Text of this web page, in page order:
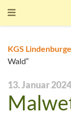
KGS
Wald“
13. Januar 2024